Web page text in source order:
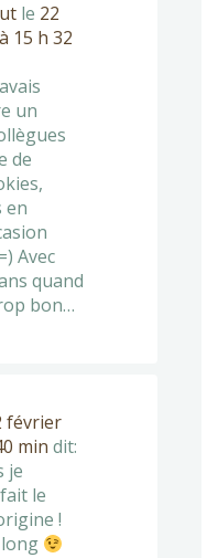
le 22
15 h 32
un
de
en
Avec
quand
bon…
février
min dit:
je
le
!